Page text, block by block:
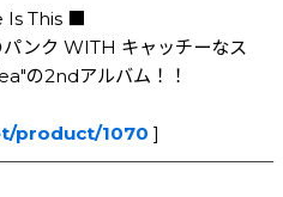
Is This ■
ンク WITH キャッチーなス
の2ndアルバム！！
product/1070 ]